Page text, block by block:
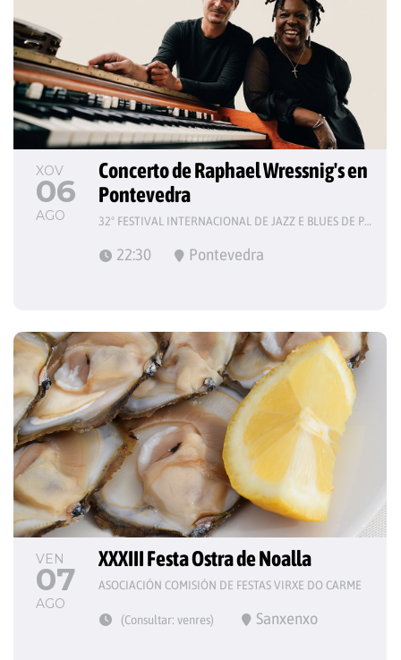
XOV
06
AGO
Concerto de Raphael Wressnig's en
Pontevedra
32º FESTIVAL INTERNACIONAL DE JAZZ E BLUES DE PONTEVEDRA
22:30 Pontevedra
VEN
07
AGO
XXXIII Festa Ostra de Noalla
ASOCIACIÓN COMISIÓN DE FESTAS VIRXE DO CARME
(Consultar: venres) Sanxenxo